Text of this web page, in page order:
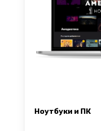
Ноутбуки и ПК